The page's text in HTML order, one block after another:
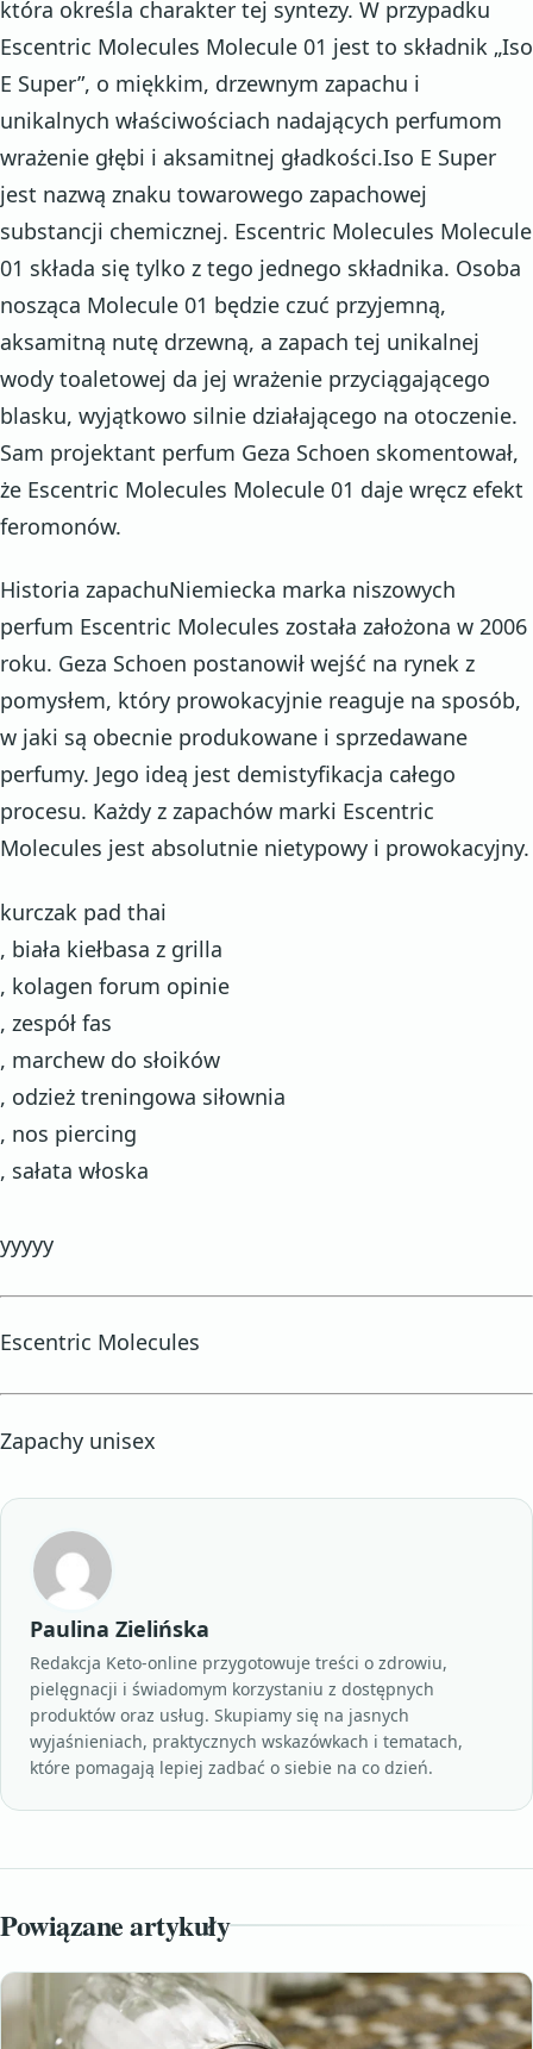
która określa charakter tej syntezy. W przypadku
Escentric Molecules Molecule 01 jest to składnik „Iso
E Super”, o miękkim, drzewnym zapachu i
unikalnych właściwościach nadających perfumom
wrażenie głębi i aksamitnej gładkości.Iso E Super
jest nazwą znaku towarowego zapachowej
substancji chemicznej. Escentric Molecules Molecule
01 składa się tylko z tego jednego składnika. Osoba
nosząca Molecule 01 będzie czuć przyjemną,
aksamitną nutę drzewną, a zapach tej unikalnej
wody toaletowej da jej wrażenie przyciągającego
blasku, wyjątkowo silnie działającego na otoczenie.
Sam projektant perfum Geza Schoen skomentował,
że Escentric Molecules Molecule 01 daje wręcz efekt
feromonów.
Historia zapachuNiemiecka marka niszowych
perfum Escentric Molecules została założona w 2006
roku. Geza Schoen postanowił wejść na rynek z
pomysłem, który prowokacyjnie reaguje na sposób,
w jaki są obecnie produkowane i sprzedawane
perfumy. Jego ideą jest demistyfikacja całego
procesu. Każdy z zapachów marki Escentric
Molecules jest absolutnie nietypowy i prowokacyjny.
kurczak pad thai
, biała kiełbasa z grilla
, kolagen forum opinie
, zespół fas
, marchew do słoików
, odzież treningowa siłownia
, nos piercing
, sałata włoska
yyyyy
Escentric Molecules
Zapachy unisex
Paulina Zielińska
Redakcja Keto-online przygotowuje treści o zdrowiu,
pielęgnacji i świadomym korzystaniu z dostępnych
produktów oraz usług. Skupiamy się na jasnych
wyjaśnieniach, praktycznych wskazówkach i tematach,
które pomagają lepiej zadbać o siebie na co dzień.
Powiązane artykuły